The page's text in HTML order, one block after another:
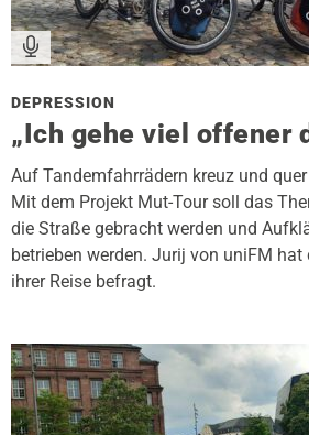
DEPRESSION
„Ich gehe viel offener
Auf Tandemfahrrädern kreuz und
Mit dem Projekt Mut-Tour soll das
die Straße gebracht werden und
betrieben werden. Jurij von uniFM hat
ihrer Reise befragt.